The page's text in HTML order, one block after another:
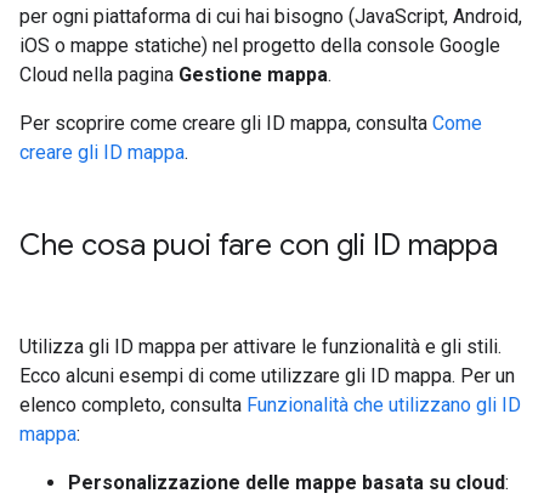
per ogni piattaforma di cui hai bisogno (JavaScript, Android,
iOS o mappe statiche) nel progetto della console Google
Cloud nella pagina Gestione mappa.
Per scoprire come creare gli ID mappa, consulta Come
creare gli ID mappa.
Che cosa puoi fare con gli ID mappa
Utilizza gli ID mappa per attivare le funzionalità e gli stili.
Ecco alcuni esempi di come utilizzare gli ID mappa. Per un
elenco completo, consulta Funzionalità che utilizzano gli ID
mappa:
Personalizzazione delle mappe basata su cloud: